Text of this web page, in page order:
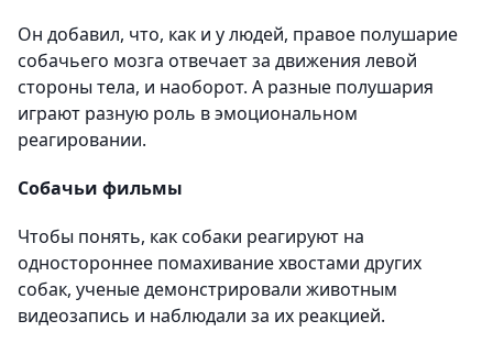
Он добавил, что, как и у людей, правое полушарие
собачьего мозга отвечает за движения левой
стороны тела, и наоборот. А разные полушария
играют разную роль в эмоциональном
реагировании.
Собачьи фильмы
Чтобы понять, как собаки реагируют на
одностороннее помахивание хвостами других
собак, ученые демонстрировали животным
видеозапись и наблюдали за их реакцией.